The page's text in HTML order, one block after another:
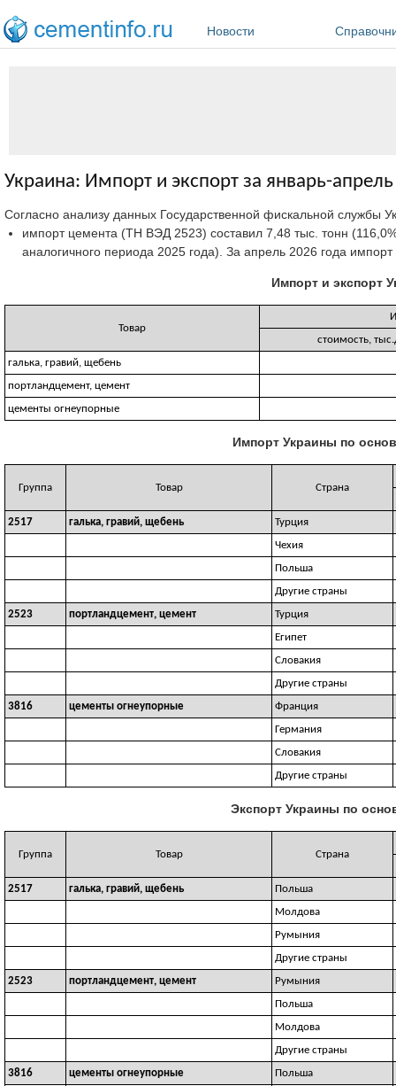
Новости
Украина: Импорт и экспорт за январь-
Согласно анализу данных Государственной фискальной службы
импорт цемента (ТН ВЭД 2523) составил 7,48 тыс. тонн
аналогичного периода 2025 года). За апрель 2026 года
Импорт и экспорт
Товар
стоимость,
галька, гравий, щебень
портландцемент, цемент
цементы огнеупорные
Импорт Украины по
Группа Товар Страна
2517 галька, гравий, щебень
Турция
Чехия
Польша
Другие страны
2523
портландцемент, цемент
Турция
Египет
Словакия
Другие страны
3816
цементы огнеупорные
Франция
Германия
Словакия
Другие страны
Экспорт Украины по
Группа Товар Страна
2517 галька, гравий, щебень
Польша
Молдова
Румыния
Другие страны
2523
портландцемент, цемент
Румыния
Польша
Молдова
Другие страны
3816
цементы огнеупорные
Польша